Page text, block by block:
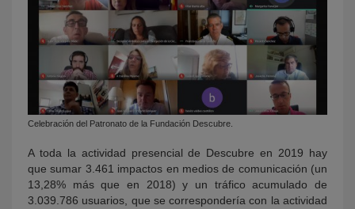
Celebración del Patronato de la Fundación Descubre.
A toda la actividad presencial de Descubre en 2019 hay
que sumar 3.461 impactos en medios de comunicación (un
13,28% más que en 2018) y un tráfico acumulado de
3.039.786 usuarios, que se correspondería con la actividad